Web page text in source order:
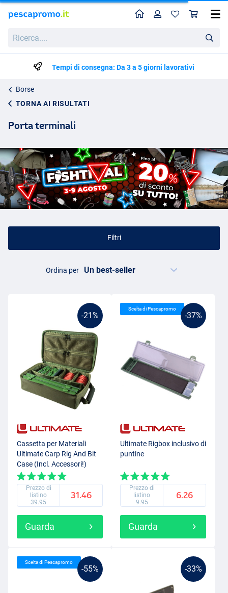
HomeProfilo
Tempi di consegna: Da 3 a 5 giorni lavorativi
Borse
TORNA AI RISULTATI
Porta terminali
Filtri
Ordina per
-21%
Cassetta per Materiali
Ultimate Carp Rig And Bit
Case (Incl. Accessori!)
Prezzo di
listino
39.95
31.46
Guarda
-37%
Scelta di Pescapromo
Ultimate Rigbox inclusivo di
puntine
Prezzo di
listino
9.95
6.26
Guarda
-55%
Scelta di Pescapromo
-33%